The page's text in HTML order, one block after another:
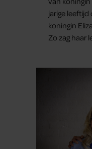
De
Frans en
elkaars
Frans Bauer
opgroeide
mee in de